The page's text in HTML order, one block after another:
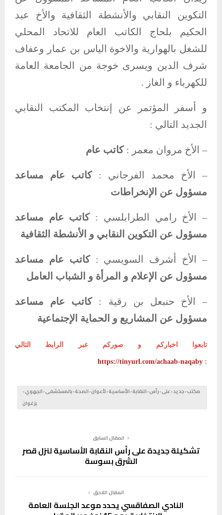
التكوين النقابي والأنشطة الثقافية والأخ عبد
الحكيم بلحاج الكاتب العام للاتحاد المحلي
للشغل بالهوارية والاخوة الياس بن عمار وعفاف
شرف الدين ويسرى خوجة من الجامعة العامة
للكهرباء و الغاز .
و أسفر المؤتمر عن إنتخاب المكتب النقابي
الجديد التالي :
– الأخ مروان معمر :كاتب عام
– الأخ محمد الفرجاني :كاتب عام مساعد
مسؤول عن الإنخراطات
– الأخ رامي الطرابلسي :كاتب عام مساعد
مسؤول عن التكوين النقابي و الأنشطة الثقافية
– الأخ أشرف السويسي :كاتب عام مساعد
مسؤول عن الإعلام و المرأة و الشباب العامل
– الأخ حنبعل بن رقية :كاتب عام مساعد
مسؤول عن المشاريع و الحماية الإجتماعية
تابعوا اخباركم و صوركم عبر الرابط التالي
:
https://tinyurl.com/achaab-naqaby
مكتب-جديد-على-رأس-النقابة-الأساسية-لأعوان-الصحة-بالمستشفى-الجهوي-
بزغوان
المقال السابق
تشكيلة جديدة على رأس النقابة الأساسية لنزل قصر
الشرق بسوسة
المقال اللاحق
النادي الصفاقسي يحدد موعد الجلسة العامة